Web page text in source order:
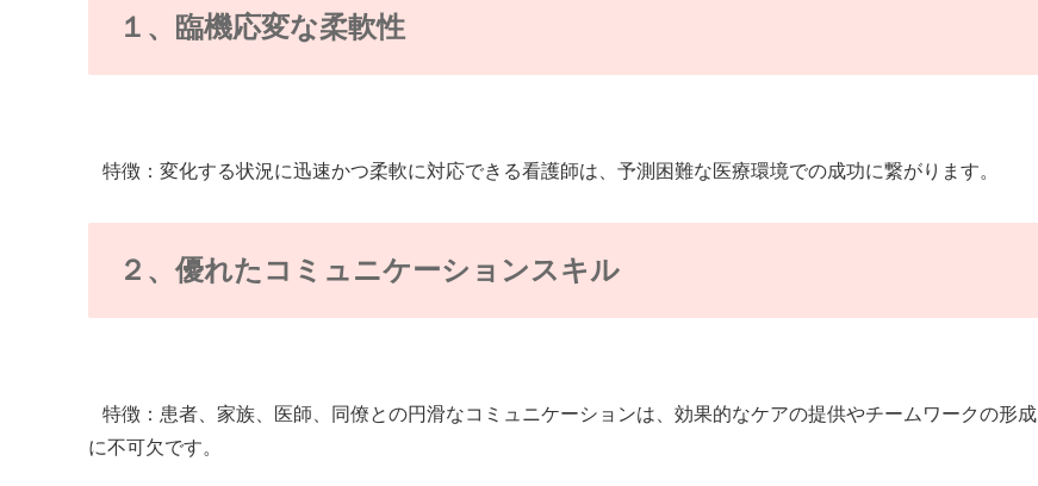
１、臨機応変な柔軟性
特徴：変化する状況に迅速かつ柔軟に対応できる看護師は、予測困難な医療環境での成功に繋がります。
２、優れたコミュニケーションスキル
特徴：患者、家族、医師、同僚との円滑なコミュニケーションは、効果的なケアの提供やチームワークの形成
に不可欠です。